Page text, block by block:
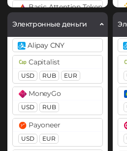
Basic Attention Token (BAT)
Binance Coin (BNB)
BEP20
Bitcoin (BTC)
BTC BEP20
OP
ARB
AVAXC
Bitcoin Cash (BCH)
Bitcoin SV (BSV)
BitTorrent (BTT)
Электронные деньги
Alipay CNY
Capitalist
USD RUB EUR
MoneyGo
USD RUB
Payoneer
USD EUR